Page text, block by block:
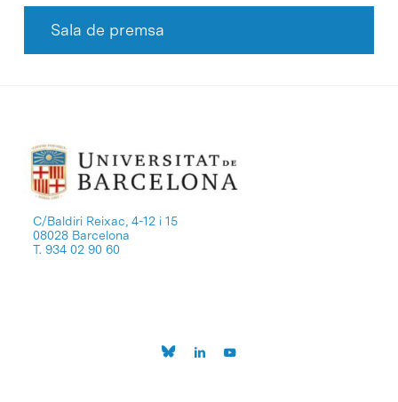
Sala de premsa
C/Baldiri Reixac, 4-12 i 15
08028 Barcelona
T. 934 02 90 60